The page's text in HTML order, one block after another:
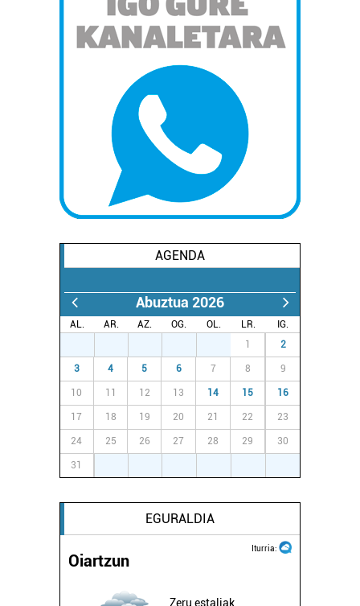
AGENDA
Abuztua 2026
AL. AR. AZ. OG. OL. LR.
IG.
1 2
3 4 5 6 7 8 9
10 11 12 13 14 15 16
17 18 19 20 21 22 23
24 25 26 27 28 29 30
31
EGURALDIA
Iturria:
Oiartzun
Zeru estaliak